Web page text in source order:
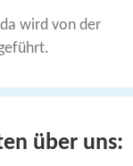
wird von der
über uns: